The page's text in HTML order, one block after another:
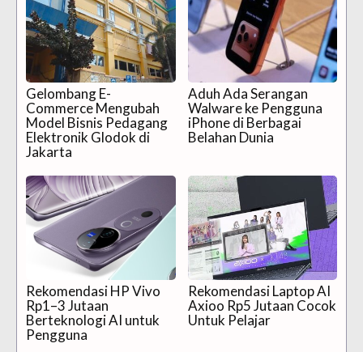
Gelombang E-
Commerce Mengubah
Model Bisnis Pedagang
Elektronik Glodok di
Jakarta
Aduh Ada Serangan
Walware ke Pengguna
iPhone di Berbagai
Belahan Dunia
Rekomendasi HP Vivo
Rp1–3 Jutaan
Berteknologi AI untuk
Pengguna
Rekomendasi Laptop AI
Axioo Rp5 Jutaan Cocok
Untuk Pelajar